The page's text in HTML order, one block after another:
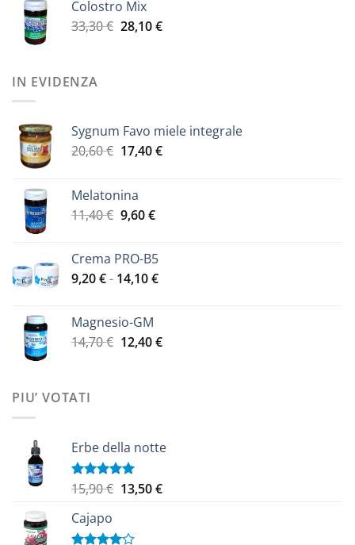
originale
era:
è:
Colostro Mix
33,30€ Il
28,10€Il
IN EVIDENZA
Sygnum Favo miele integrale
20,60€ Il
era:
20,60 €.
17,40€Il
Melatonina
11,40€ Il
era:
11,40 €.
9,60€Il
è:
9,60 €.
Crema PRO-B5
9,20€- 14,10€Fascia
9,20 €
Magnesio-GM
14,70€ Il
12,40€Il
PIU’ VOTATI
Erbe della notte
Valutato
15,90€ Il
era:
13,50€Il
Cajapo